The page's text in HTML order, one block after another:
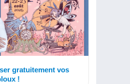
gratuitement vos
!